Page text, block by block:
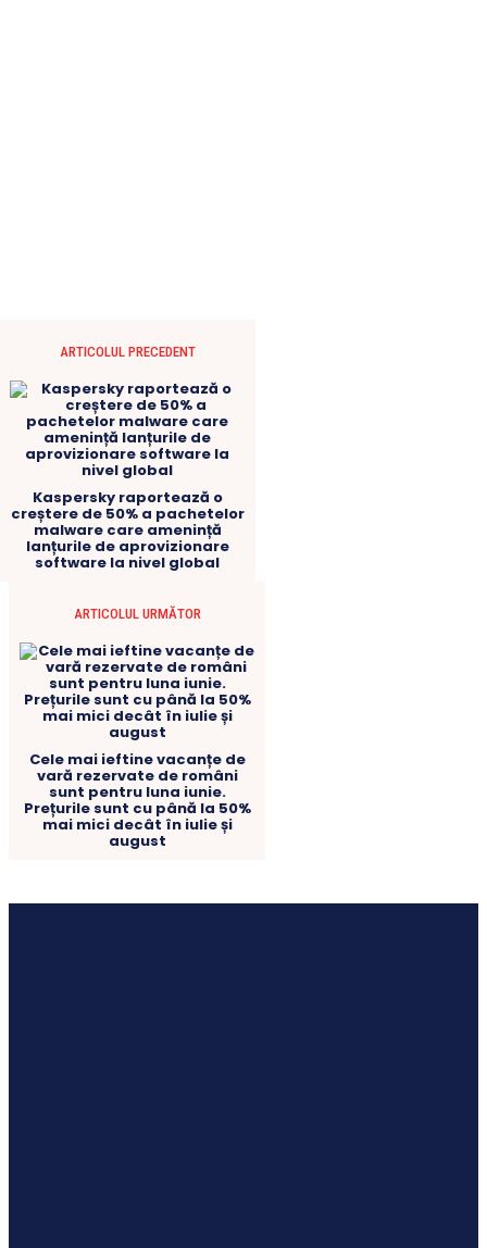
ARTICOLUL PRECEDENT
Kaspersky raportează o
creștere de 50% a pachetelor
malware care amenință
lanțurile de aprovizionare
software la nivel global
ARTICOLUL URMĂTOR
Cele mai ieftine vacanțe de
vară rezervate de români
sunt pentru luna iunie.
Prețurile sunt cu până la 50%
mai mici decât în iulie și
august